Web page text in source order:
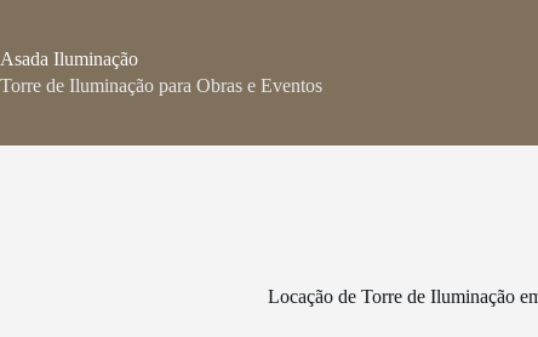
o
conteúdo
Asada Iluminação
Torre de Iluminação para Obras e Eventos
Locação de Torre de Iluminação